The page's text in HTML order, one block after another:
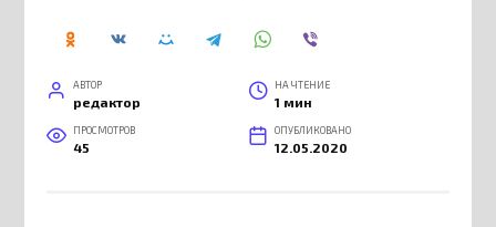
АВТОР
редактор
НА ЧТЕНИЕ
1 мин
ПРОСМОТРОВ
45
ОПУБЛИКОВАНО
12.05.2020